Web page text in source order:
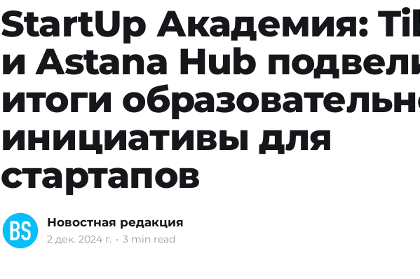
StartUp Академия:
и Astana Hub
итоги
инициативы для
стартапов
Новостная редакция
2 дек. 2024 г. • 3 min read